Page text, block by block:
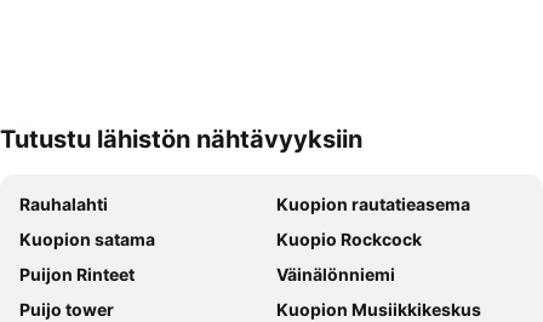
Tutustu lähistön nähtävyyksiin
Rauhalahti
Kuopion rautatieasema
Kuopion satama
Kuopio Rockcock
Puijon Rinteet
Väinälönniemi
Puijo tower
Kuopion Musiikkikeskus